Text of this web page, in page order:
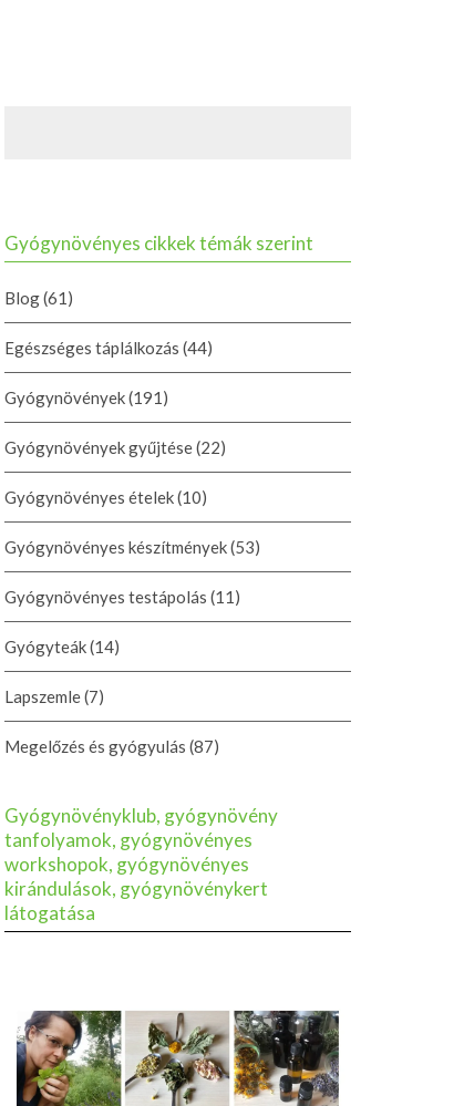
Gyógynövényes cikkek témák szerint
Blog(61)
Egészséges táplálkozás (44)
Gyógynövények(191)
Gyógynövények gyűjtése(22)
Gyógynövényes ételek(10)
Gyógynövényes készítmények(53)
Gyógynövényes testápolás (11)
Gyógyteák(14)
Lapszemle(7)
Megelőzés és gyógyulás (87)
Gyógynövényklub, gyógynövény
tanfolyamok, gyógynövényes
workshopok, gyógynövényes
kirándulások, gyógynövénykert
látogatása